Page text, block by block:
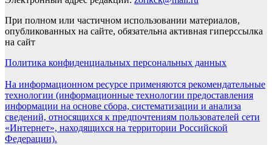
При полном или частичном использовании материалов,
опубликованных на сайте, обязательна активная гиперссылка
на сайт
Политика конфиденциальных персональных данных
На информационном ресурсе применяются рекомендательные
технологии (информационные технологии предоставления
информации на основе сбора, систематизации и анализа
сведений, относящихся к предпочтениям пользователей сети
«Интернет», находящихся на территории Российской
Федерации).